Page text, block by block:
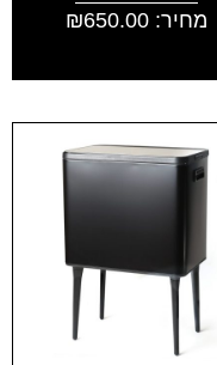
מחיר: ₪650.00